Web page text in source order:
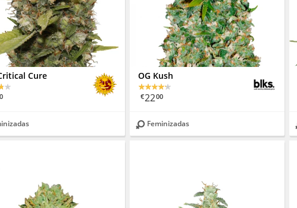
Cure OG Kush
€2200
Feminizadas